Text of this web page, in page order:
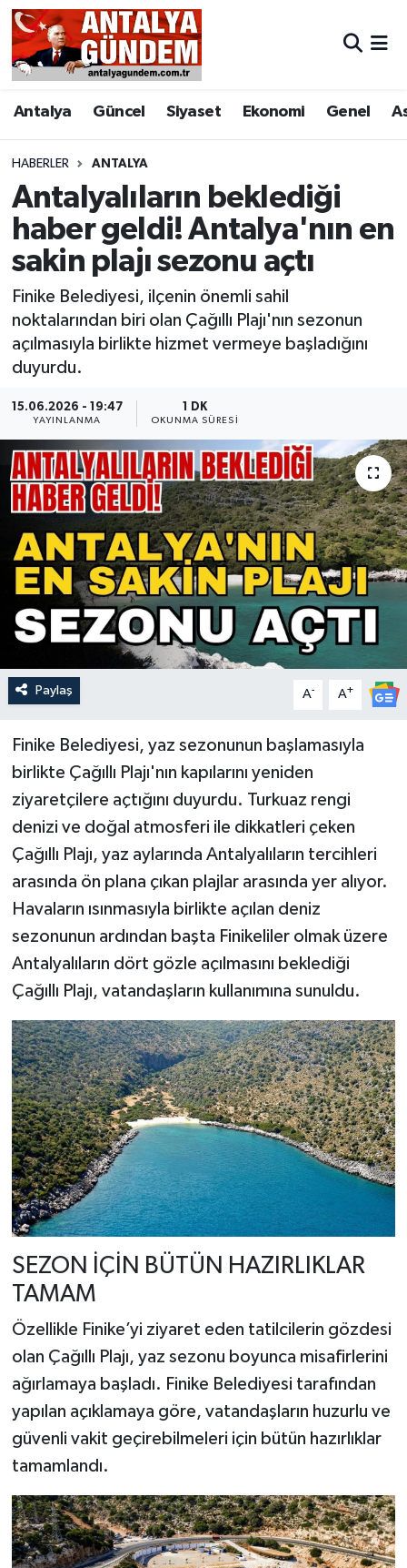
Antalya Güncel Siyaset Ekonomi Genel
HABERLER ANTALYA
Antalyalıların beklediği
haber geldi! Antalya'nın en
sakin plajı sezonu açtı
Finike Belediyesi, ilçenin önemli sahil
noktalarından biri olan Çağıllı Plajı'nın sezonun
açılmasıyla birlikte hizmet vermeye başladığını
duyurdu.
15.06.2026 - 19:47
YAYINLANMA
1 DK
OKUNMA SÜRESI
Paylaş A- A+
Finike Belediyesi, yaz sezonunun başlamasıyla
birlikte Çağıllı Plajı'nın kapılarını yeniden
ziyaretçilere açtığını duyurdu. Turkuaz rengi
denizi ve doğal atmosferi ile dikkatleri çeken
Çağıllı Plajı, yaz aylarında Antalyalıların tercihleri
arasında ön plana çıkan plajlar arasında yer alıyor.
Havaların ısınmasıyla birlikte açılan deniz
sezonunun ardından başta Finikeliler olmak üzere
Antalyalıların dört gözle açılmasını beklediği
Çağıllı Plajı, vatandaşların kullanımına sunuldu.
SEZON İÇİN BÜTÜN HAZIRLIKLAR
TAMAM
Özellikle Finike’yi ziyaret eden tatilcilerin gözdesi
olan Çağıllı Plajı, yaz sezonu boyunca misafirlerini
ağırlamaya başladı. Finike Belediyesi tarafından
yapılan açıklamaya göre, vatandaşların huzurlu ve
güvenli vakit geçirebilmeleri için bütün hazırlıklar
tamamlandı.
Antalya
Asayiş
Bilim & Teknoloji
Bölge
EĞİTİM
Ekonomi
Genel
Güncel
Kültür & Sanat
Magazin
Resmi İlan
Sağlık & Yaşam
Siyaset
Antalya Nöbetçi Eczaneler
Antalya Hava Durumu
Antalya Namaz Vakitleri
Antalya Trafik Yoğunluk Haritası
Süper Lig Puan Durumu ve Fikstür
Tüm Manşetler
Son Dakika Haberleri